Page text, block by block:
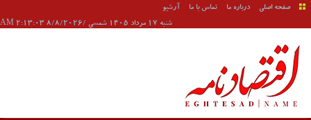
صفحه اصلی درباره ما تماس با ما
آرشیو
شنبه 17 مرداد 1405 شمسی /8/8/2026 2:13:03 AM